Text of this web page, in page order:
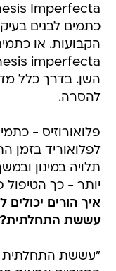
כתמים לבנים
השן. בדרך כלל
להסרה.
פלואורוזיס -
לפלואוריד בזמן
תלויה במינון
יותר - כך הטיפול
איך הורים יכולים
עששת התחלתית?
"עששת התחלתית